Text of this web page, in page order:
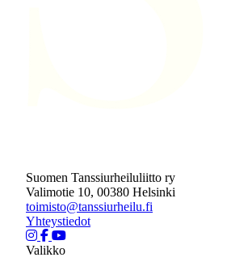
Suomen Tanssiurheiluliitto ry
Valimotie 10, 00380 Helsinki
toimisto@tanssiurheilu.fi
Yhteystiedot
Valikko